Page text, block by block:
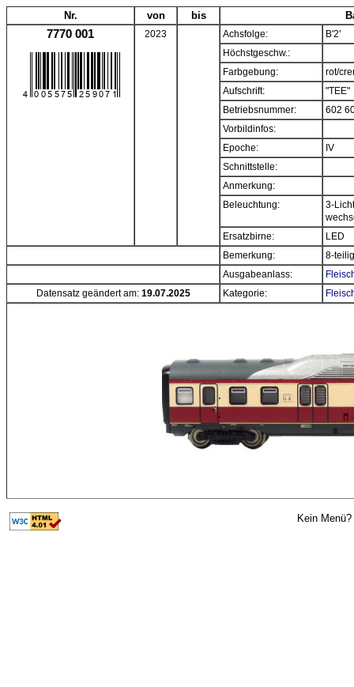
Nr. von bis
7770 001 2023 Achsfolge:
B'2'
Höchstgeschw.:
Farbgebung:
rot/
Aufschrift:
"TEE"
Betriebsnummer:
602
Vorbildinfos:
Epoche:
IV
Schnittstelle:
Anmerkung:
Beleuchtung:
3-
Ersatzbirne:
LED
Bemerkung:
8-
Ausgabeanlass:
Datensatz geändert am: 19.07.2025 Kategorie:
Kein